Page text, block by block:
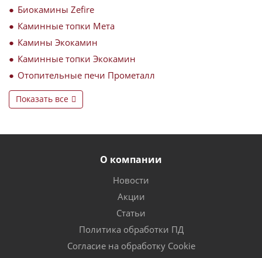
Биокамины Zefire
Каминные топки Мета
Камины Экокамин
Каминные топки Экокамин
Отопительные печи Прометалл
Показать все
О компании
Новости
Акции
Статьи
Политика обработки ПД
Согласие на обработку Cookie